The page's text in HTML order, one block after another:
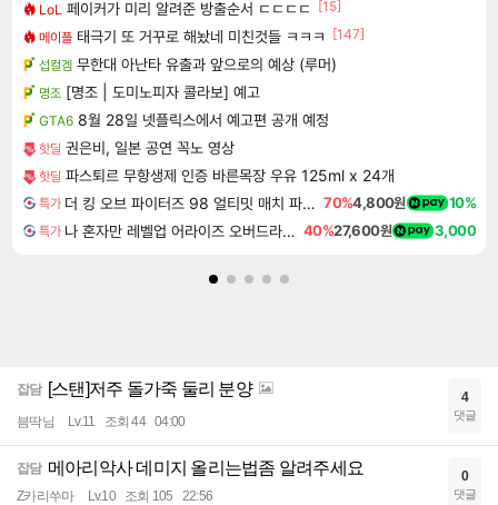
LoL 페이커가 미리 알려준 방출순서 ㄷㄷㄷㄷ
[15]
메이플 태극기 또 거꾸로 해놨네 미친것들 ㅋㅋㅋ
[147]
섭컬겜 무한대 아난타 유출과 앞으로의 예상 (루머)
명조 [명조 | 도미노피자 콜라보] 예고
GTA6 8월 28일 넷플릭스에서 예고편 공개 예정
핫딜 권은비, 일본 공연 꼭노 영상
핫딜 파스퇴르 무항생제 인증 바른목장 우유 125ml x 24개
특가 더 킹 오브 파이터즈 98 얼티밋 매치 파이널 에디션 THE KING OF FIGHTERS 98 ULTIMATE MATCH FINAL EDITION 70%4,800원 10%
특가 나 혼자만 레벨업 어라이즈 오버드라이브 Solo Leveling Arise 40%27,600원 3,000
잡담 [스탠]저주 돌가죽 둘리 분양
븜딱님 Lv.11 조회 44 04:00
4
댓글
잡담 메아리악사 데미지 올리는법좀 알려주세요
Z카리쑤마 Lv.10 조회 105 22:56
0
댓글